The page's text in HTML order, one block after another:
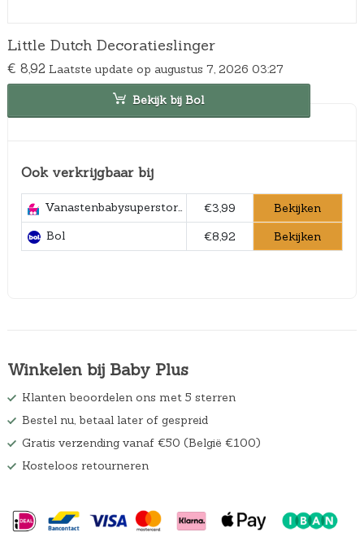
Little Dutch Decoratieslinger
€ 8,92 Laatste update op augustus 7, 2026 03:27
Bekijk bij Bol
Ook verkrijgbaar bij
Vanastenbabysuperstore.nl €3,99
Bekijken
Bol
€8,92 Bekijken
Winkelen bij Baby Plus
Klanten beoordelen ons met 5 sterren
Bestel nu, betaal later of gespreid
Gratis verzending vanaf €50 (België €100)
Kosteloos retourneren